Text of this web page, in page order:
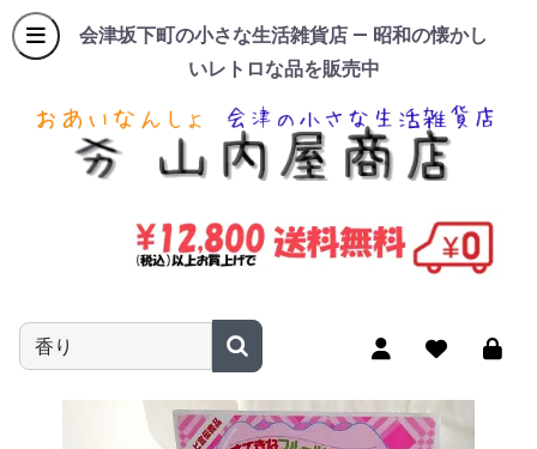
会津坂下町の小さな生活雑貨店 — 昭和の懐かし
いレトロな品を販売中
商品名やキーワードを入力